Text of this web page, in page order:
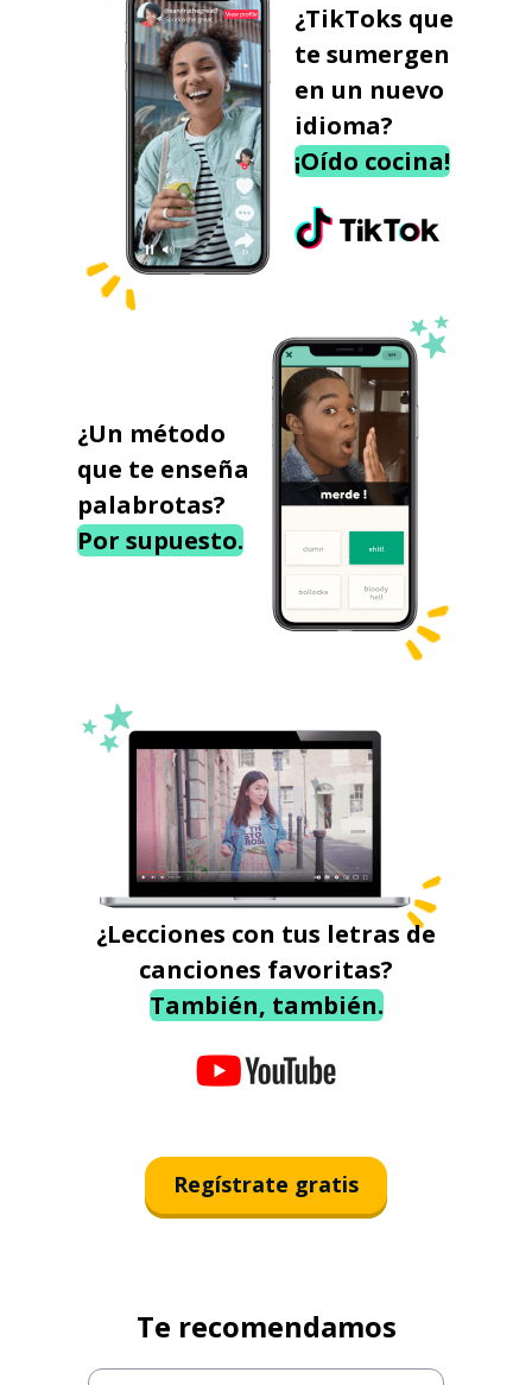
¿TikToks que
te sumergen
en un nuevo
idioma?
¡Oído cocina!
¿Un método
que te enseña
palabrotas?
Por supuesto.
¿Lecciones con tus letras de
canciones favoritas?
También, también.
Regístrate gratis
Te recomendamos